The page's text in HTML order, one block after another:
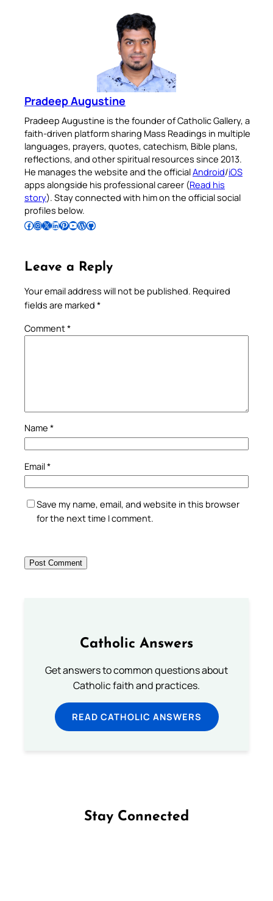
Pradeep Augustine
Pradeep Augustine is the founder of Catholic Gallery, a
faith-driven platform sharing Mass Readings in multiple
languages, prayers, quotes, catechism, Bible plans,
reflections, and other spiritual resources since 2013.
He manages the website and the officialAndroid/iOS
apps alongside his professional career (Read his
story). Stay connected with him on the official social
profiles below.
Follow Pradeep on Facebook Follow Pradeep on InstagramFollow Pradeep on X Follow Pradeep on LinkedIn Follow Pradeep on Pinterest Subscribe to Pradeep’s Youtube Channel Follow Pradeep on WordPress Follow Pradeep on GitHub
Leave a Reply
Your email address will not be published. Required
fields are marked *
Comment*
Name *
Email*
Save my name, email, and website in this browser
for the next time I comment.
Catholic Answers
Get answers to common questions about
Catholic faith and practices.
READ CATHOLIC ANSWERS
Stay Connected